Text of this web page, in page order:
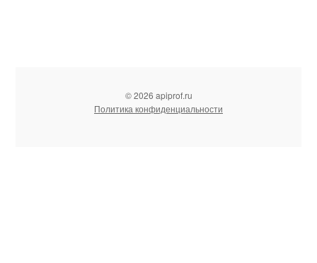
© 2026 apiprof.ru
Политика конфиденциальности